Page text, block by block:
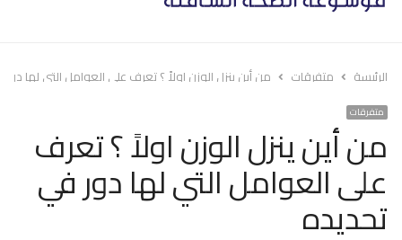
الرئيسة متفرقات من أين ينزل الوزن اولاً ؟ تعرف على العوامل التي لها
متفرقات
من أين ينزل الوزن اولاً ؟ تعرف
على العوامل التي لها دور في
تحديده